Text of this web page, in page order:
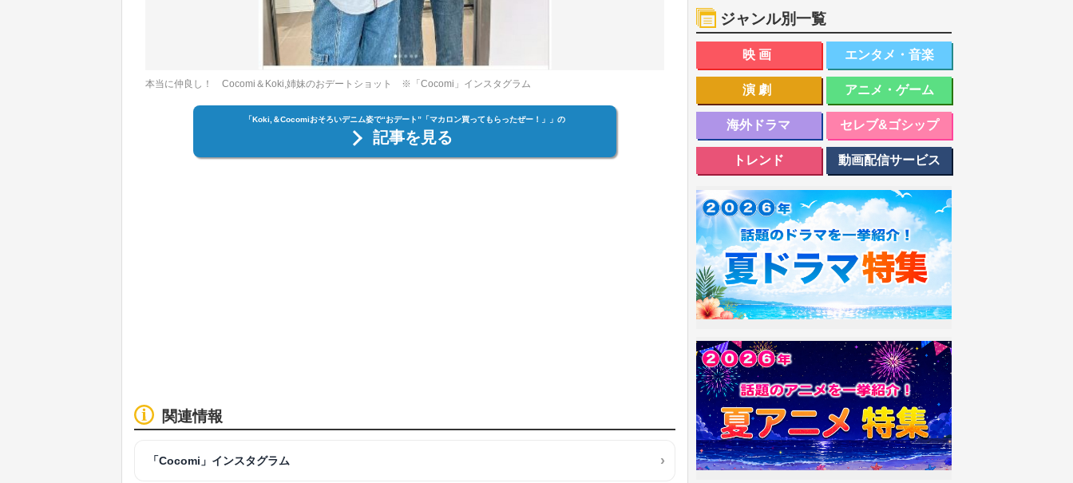
本当に仲良し！ Cocomi＆Koki,姉妹のおデートショット ※「Cocomi」インスタグラム
「Koki,＆Cocomiおそろいデニム姿で“おデート”「マカロン買ってもらったぜー！」」の
記事を見る
関連情報
「Cocomi」インスタグラム
ジャンル別一覧
映画 エンタメ・音楽
演劇 アニメ・ゲーム
海外ドラマ セレブ&ゴシップ
トレンド 動画配信サービス